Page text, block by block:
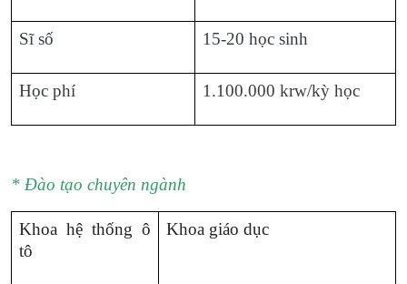
Sĩ số 15-20 học sinh
Học phí 1.100.000 krw/kỳ học
* Đào tạo chuyên ngành
Khoa hệ thống ô
tô
Khoa giáo dục